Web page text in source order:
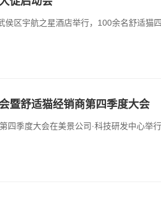
区宇航之星酒店举行，100余名舒适猫
暨舒适猫经销商第四季度大会
季度大会在美景公司·科技研发中心举行